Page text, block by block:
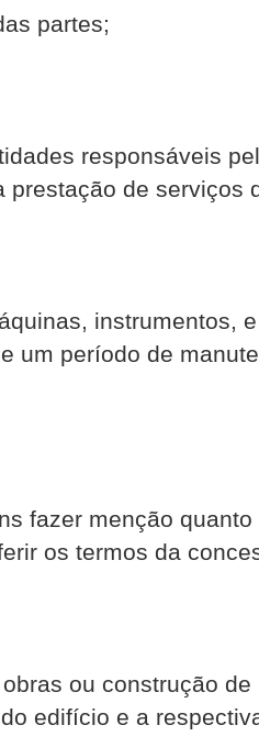
partes;
responsáveis
prestação de serviços
instrumentos,
um período de
fazer menção
os termos da
ou construção
edifício e a